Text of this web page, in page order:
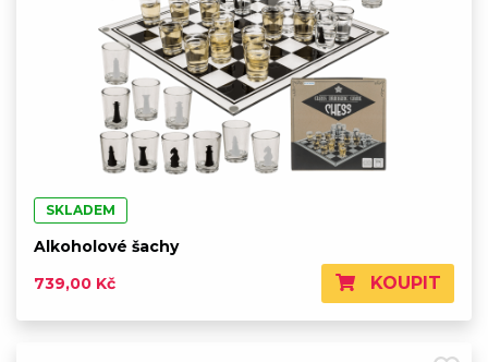
SKLADEM
Alkoholové šachy
739,00 Kč
KOUPIT